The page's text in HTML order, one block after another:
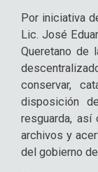
Por iniciativa
Lic. José
Queretano de
conservar,
disposición
resguarda, así
archivos y
del gobierno